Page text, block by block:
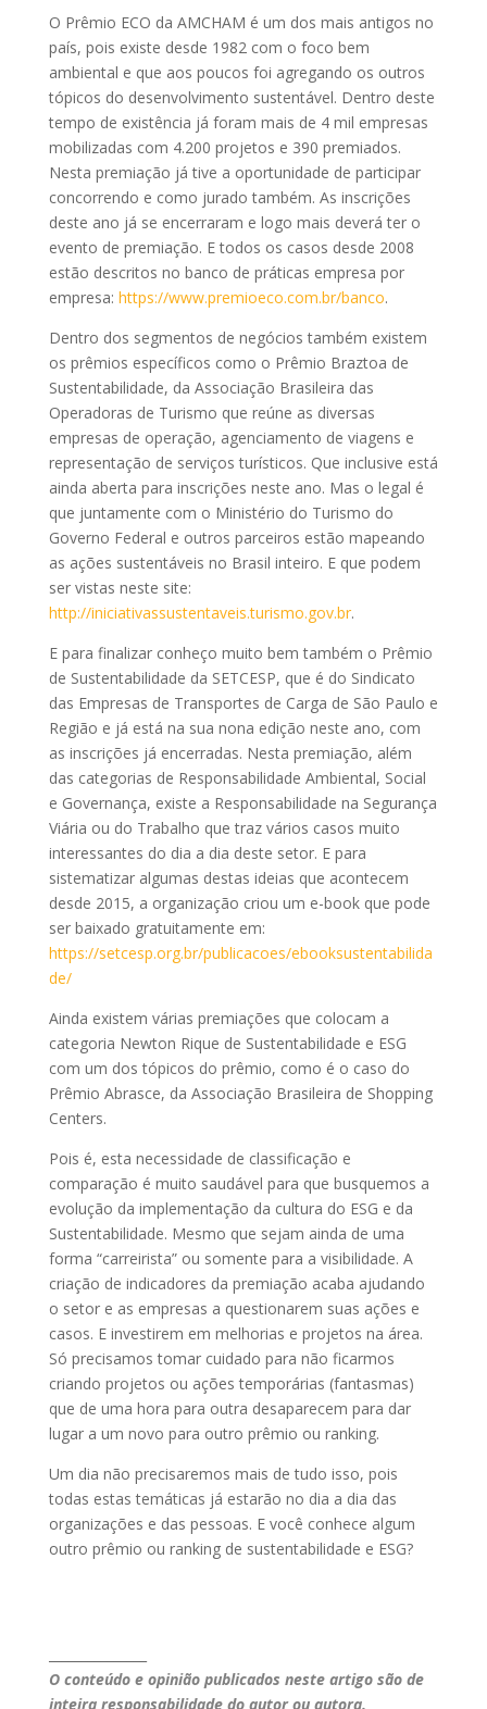
O Prêmio ECO da AMCHAM é um dos mais antigos no
país, pois existe desde 1982 com o foco bem
ambiental e que aos poucos foi agregando os outros
tópicos do desenvolvimento sustentável. Dentro deste
tempo de existência já foram mais de 4 mil empresas
mobilizadas com 4.200 projetos e 390 premiados.
Nesta premiação já tive a oportunidade de participar
concorrendo e como jurado também. As inscrições
deste ano já se encerraram e logo mais deverá ter o
evento de premiação. E todos os casos desde 2008
estão descritos no banco de práticas empresa por
empresa: https://www.premioeco.com.br/banco.
Dentro dos segmentos de negócios também existem
os prêmios específicos como o Prêmio Braztoa de
Sustentabilidade, da Associação Brasileira das
Operadoras de Turismo que reúne as diversas
empresas de operação, agenciamento de viagens e
representação de serviços turísticos. Que inclusive está
ainda aberta para inscrições neste ano. Mas o legal é
que juntamente com o Ministério do Turismo do
Governo Federal e outros parceiros estão mapeando
as ações sustentáveis no Brasil inteiro. E que podem
ser vistas neste site:
http://iniciativassustentaveis.turismo.gov.br.
E para finalizar conheço muito bem também o Prêmio
de Sustentabilidade da SETCESP, que é do Sindicato
das Empresas de Transportes de Carga de São Paulo e
Região e já está na sua nona edição neste ano, com
as inscrições já encerradas. Nesta premiação, além
das categorias de Responsabilidade Ambiental, Social
e Governança, existe a Responsabilidade na Segurança
Viária ou do Trabalho que traz vários casos muito
interessantes do dia a dia deste setor. E para
sistematizar algumas destas ideias que acontecem
desde 2015, a organização criou um e-book que pode
ser baixado gratuitamente em:
https://setcesp.org.br/publicacoes/ebooksustentabilida
de/
Ainda existem várias premiações que colocam a
categoria Newton Rique de Sustentabilidade e ESG
com um dos tópicos do prêmio, como é o caso do
Prêmio Abrasce, da Associação Brasileira de Shopping
Centers.
Pois é, esta necessidade de classificação e
comparação é muito saudável para que busquemos a
evolução da implementação da cultura do ESG e da
Sustentabilidade. Mesmo que sejam ainda de uma
forma “carreirista” ou somente para a visibilidade. A
criação de indicadores da premiação acaba ajudando
o setor e as empresas a questionarem suas ações e
casos. E investirem em melhorias e projetos na área.
Só precisamos tomar cuidado para não ficarmos
criando projetos ou ações temporárias (fantasmas)
que de uma hora para outra desaparecem para dar
lugar a um novo para outro prêmio ou ranking.
Um dia não precisaremos mais de tudo isso, pois
todas estas temáticas já estarão no dia a dia das
organizações e das pessoas. E você conhece algum
outro prêmio ou ranking de sustentabilidade e ESG?
O conteúdo e opinião publicados neste artigo são de
inteira responsabilidade do autor ou autora.